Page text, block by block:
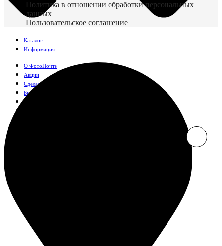
Политика в отношении обработки персональных
данных
Пользовательское соглашение
Каталог
Информация
О ФотоПочте
Акции
Сделаем за вас
Бизнесу